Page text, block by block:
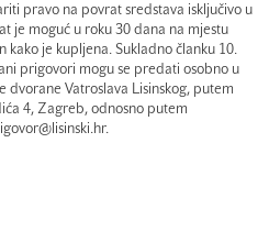
pravo na povrat sredstava isključivo u
je moguć u roku 30 dana na mjestu
kako je kupljena. Sukladno članku 10.
prigovori mogu se predati osobno u
Vatroslava Lisinskog, putem
4, Zagreb, odnosno putem